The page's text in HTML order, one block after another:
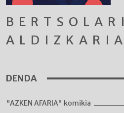
BERTSOLARI
ALDIZKARIA
DENDA
"AZKEN AFARIA" komikia